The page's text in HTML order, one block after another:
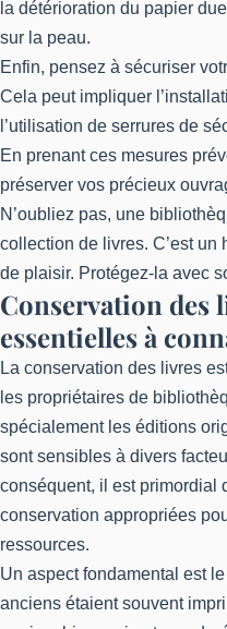
la détérioration du papier
sur la peau.
Enfin, pensez à sécuriser
Cela peut impliquer
l’utilisation de serrures de
En prenant ces mesures
préserver vos précieux
N’oubliez pas, une
collection de livres. C’est un
de plaisir. Protégez-la avec
Conservation des
essentielles à
La conservation des livres
les propriétaires de
spécialement les éditions
sont sensibles à divers
conséquent, il est primordial
conservation appropriées
ressources.
Un aspect fondamental est
anciens étaient souvent